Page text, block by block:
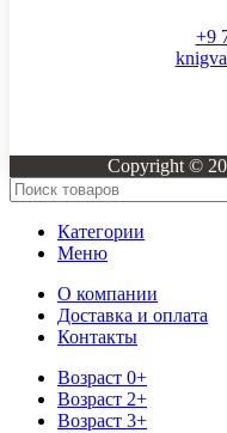
+9
Copyright ©
Категории
Меню
О компании
Доставка и оплата
Контакты
Возраст 0+
Возраст 2+
Возраст 3+